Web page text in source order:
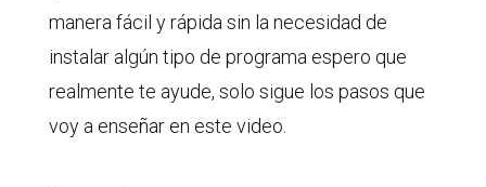
manera fácil y rápida sin la necesidad de
instalar algún tipo de programa espero que
realmente te ayude, solo sigue los pasos que
voy a enseñar en este video.